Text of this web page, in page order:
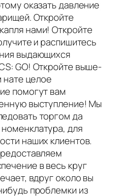
оказать давление
Откройте
нами! Откройте
и распишитесь
выдающихся
GO! Откройте выше-
нате целое
помогут вам
выступление! Мы
торгом да
для
наших клиентов.
в весь круг
вдруг около вы
проблемки из